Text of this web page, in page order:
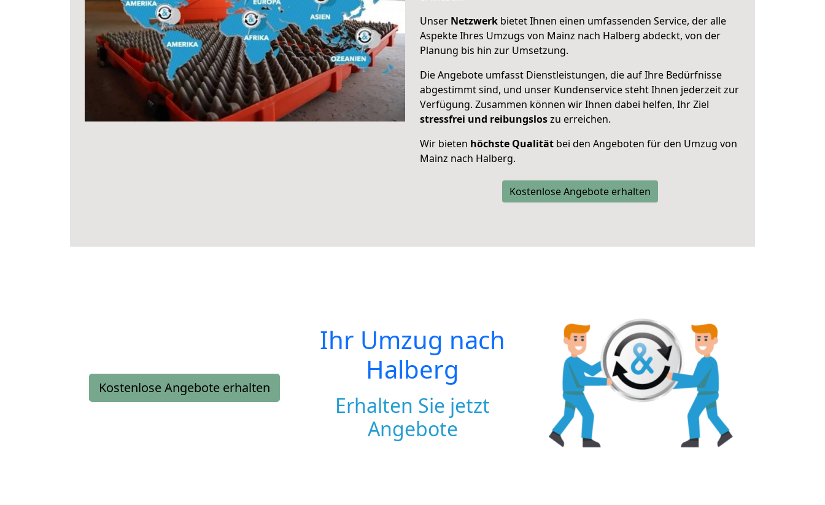
Unser Netzwerk bietet Ihnen einen umfassenden Service, der alle
Aspekte Ihres Umzugs von Mainz nach Halberg abdeckt, von der
Planung bis hin zur Umsetzung.
Die Angebote umfasst Dienstleistungen, die auf Ihre Bedürfnisse
abgestimmt sind, und unser Kundenservice steht Ihnen jederzeit zur
Verfügung. Zusammen können wir Ihnen dabei helfen, Ihr Ziel
stressfrei und reibungsloszu erreichen.
Wir bieten höchste Qualität bei den Angeboten für den Umzug von
Mainz nach Halberg.
Kostenlose Angebote erhalten
Kostenlose Angebote erhalten
Ihr Umzug nach
Halberg
Erhalten Sie jetzt
Angebote